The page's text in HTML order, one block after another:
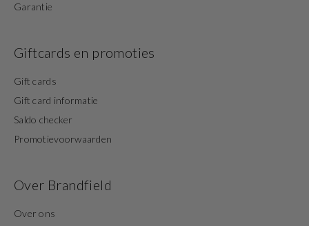
Garantie
Giftcards en promoties
Gift cards
Gift card informatie
Saldo checker
Promotievoorwaarden
Over Brandfield
Over ons